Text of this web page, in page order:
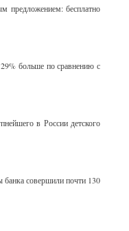
предложением: бесплатно
больше по сравнению с
в России детского
банка совершили почти 130